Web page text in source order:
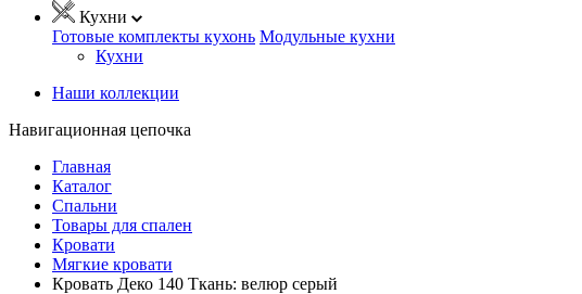
Кухни
Готовые комплекты кухонь Модульные кухни
Кухни
Наши коллекции
Навигационная цепочка
Главная
Каталог
Спальни
Товары для спален
Кровати
Мягкие кровати
Кровать Деко 140 Ткань: велюр серый